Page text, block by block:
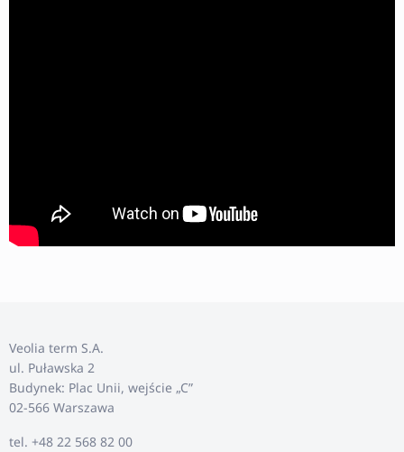
Veolia term S.A.
ul. Puławska 2
Budynek: Plac Unii, wejście „C”
02-566 Warszawa
tel. +48 22 568 82 00